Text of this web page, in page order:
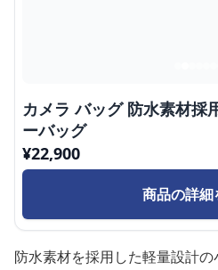
カメラ バッグ 防水素材採
ーバッグ
¥22,900
商品の詳細
防水素材を採用した軽量設計